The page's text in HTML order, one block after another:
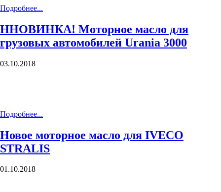
Подробнее...
ННОВИНКА! Моторное масло для
грузовых автомобилей Urania 3000
03.10.2018
Подробнее...
Новое моторное масло для IVECO
STRALIS
01.10.2018